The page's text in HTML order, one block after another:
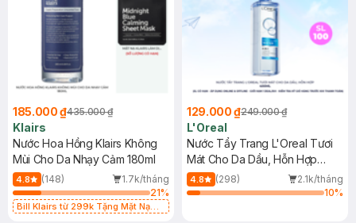
185.000 ₫435.000 ₫
Klairs
Nước Hoa Hồng Klairs Không
Mùi Cho Da Nhạy Cảm 180ml
4.8 (148)
1.7k/tháng
21%
Bill Klairs từ 299k Tặng Mặt Nạ
129.000 ₫249.000 ₫
L'Oreal
Nước Tẩy Trang L'Oreal Tươi
Mát Cho Da Dầu, Hỗn Hợp
400ml
4.8 (298)
2.1k/tháng
10%